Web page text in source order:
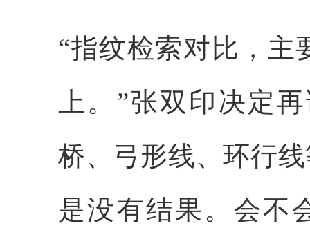
“指纹检索对比，主
上。”张双印决定
桥、弓形线、环行
是没有结果。会不